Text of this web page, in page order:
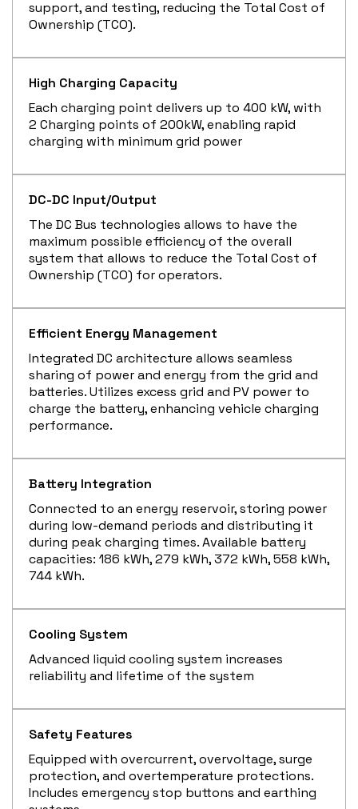
support, and testing, reducing the Total Cost of
Ownership (TCO).
High Charging Capacity
Each charging point delivers up to 400 kW, with
2 Charging points of 200kW, enabling rapid
charging with minimum grid power
DC-DC Input/Output
The DC Bus technologies allows to have the
maximum possible efficiency of the overall
system that allows to reduce the Total Cost of
Ownership (TCO) for operators.
Efficient Energy Management
Integrated DC architecture allows seamless
sharing of power and energy from the grid and
batteries. Utilizes excess grid and PV power to
charge the battery, enhancing vehicle charging
performance.
Battery Integration
Connected to an energy reservoir, storing power
during low-demand periods and distributing it
during peak charging times. Available battery
capacities: 186 kWh, 279 kWh, 372 kWh, 558 kWh,
744 kWh.
Cooling System
Advanced liquid cooling system increases
reliability and lifetime of the system
Safety Features
Equipped with overcurrent, overvoltage, surge
protection, and overtemperature protections.
Includes emergency stop buttons and earthing